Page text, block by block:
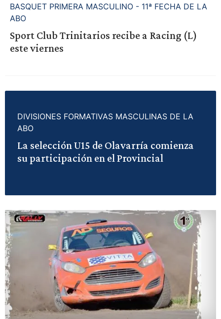
BASQUET PRIMERA MASCULINO - 11ª FECHA DE LA
ABO
Sport Club Trinitarios recibe a Racing (L)
este viernes
DIVISIONES FORMATIVAS MASCULINAS DE LA
ABO
La selección U15 de Olavarría comienza
su participación en el Provincial